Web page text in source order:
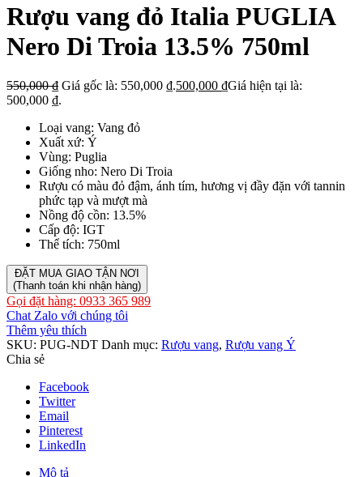
Rượu vang đỏ Italia PUGLIA
Nero Di Troia 13.5% 750ml
550,000₫ Giá gốc là: 550,000 ₫.500,000 ₫Giá hiện tại là:
500,000 ₫.
Loại vang: Vang đỏ
Xuất xứ: Ý
Vùng: Puglia
Giống nho: Nero Di Troia
Rượu có màu đỏ đậm, ánh tím, hương vị đầy đặn với tannin
phức tạp và mượt mà
Nồng độ cồn: 13.5%
Cấp độ: IGT
Thể tích: 750ml
ĐẶT MUA GIAO TẬN NƠI
(Thanh toán khi nhận hàng)
Gọi đặt hàng: 0933 365 989
Chat Zalo với chúng tôi
Thêm yêu thích
SKU: PUG-NDT Danh mục: Rượu vang, Rượu vang Ý
Chia sẻ
Facebook
Twitter
Email
Pinterest
LinkedIn
Mô tả